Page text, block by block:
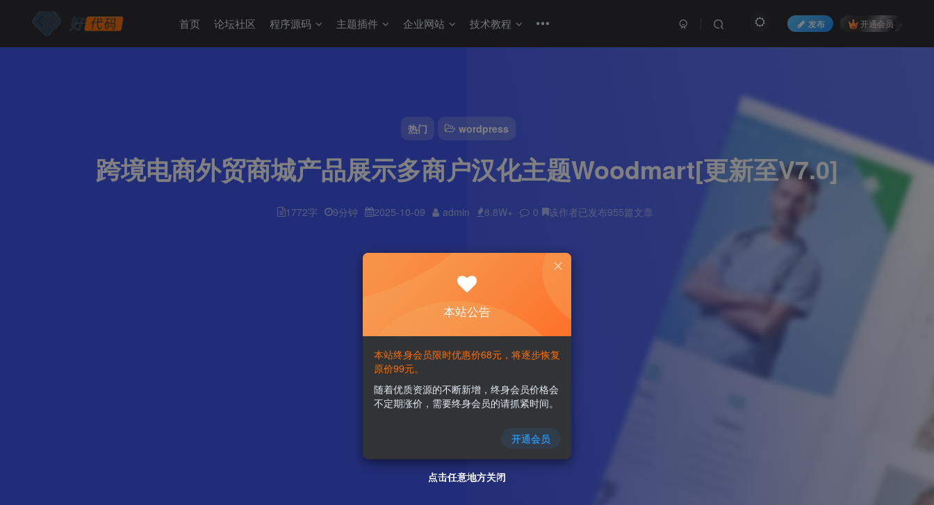
热门 wordpress
跨境电商外贸商城产品展示多商户汉化主题Woodmart[更新至V7.0]
1772字 9分钟 2025-10-09 admin 8.8W+ 0 该作者已发布955篇文章
首页 论坛社区 程序源码 主题插件 企业网站 技术教程 发布 开通会员
点击任意地方关闭
点击任意地方关闭
点击任意地方关闭
点击任意地方关闭
本站公告
本站终身会员限时优惠价68元，将逐步恢复
原价99元。
随着优质资源的不断新增，终身会员价格会
不定期涨价，需要终身会员的请抓紧时间。
开通会员